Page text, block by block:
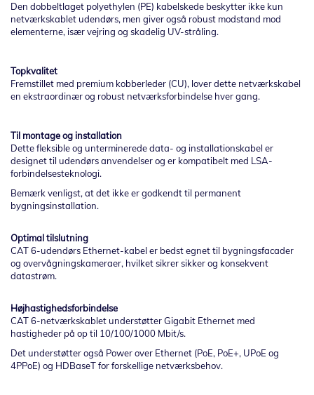
Den dobbeltlaget polyethylen (PE) kabelskede beskytter ikke kun
netværkskablet udendørs, men giver også robust modstand mod
elementerne, især vejring og skadelig UV-stråling.
Topkvalitet
Fremstillet med premium kobberleder (CU), lover dette netværkskabel
en ekstraordinær og robust netværksforbindelse hver gang.
Til montage og installation
Dette fleksible og unterminerede data- og installationskabel er
designet til udendørs anvendelser og er kompatibelt med LSA-
forbindelsesteknologi.
Bemærk venligst, at det ikke er godkendt til permanent
bygningsinstallation.
Optimal tilslutning
CAT 6-udendørs Ethernet-kabel er bedst egnet til bygningsfacader
og overvågningskameraer, hvilket sikrer sikker og konsekvent
datastrøm.
Højhastighedsforbindelse
CAT 6-netværkskablet understøtter Gigabit Ethernet med
hastigheder på op til 10/100/1000 Mbit/s.
Det understøtter også Power over Ethernet (PoE, PoE+, UPoE og
4PPoE) og HDBaseT for forskellige netværksbehov.